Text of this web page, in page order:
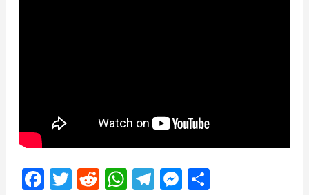
Facebook
Twitter
Reddit
WhatsApp
Telegram
Messenger
Share